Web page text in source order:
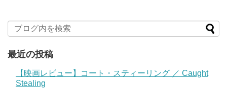
最近の投稿
【映画レビュー】コート・スティーリング ／ Caught
Stealing